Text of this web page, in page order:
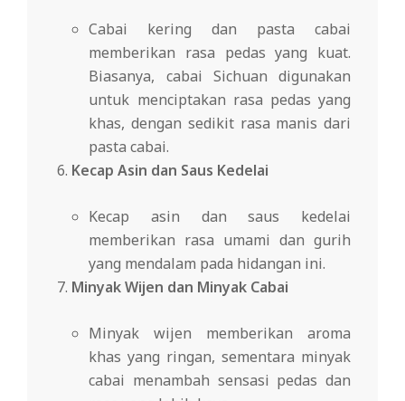
Cabai kering dan pasta cabai
memberikan rasa pedas yang kuat.
Biasanya, cabai Sichuan digunakan
untuk menciptakan rasa pedas yang
khas, dengan sedikit rasa manis dari
pasta cabai.
Kecap Asin dan Saus Kedelai
Kecap asin dan saus kedelai
memberikan rasa umami dan gurih
yang mendalam pada hidangan ini.
Minyak Wijen dan Minyak Cabai
Minyak wijen memberikan aroma
khas yang ringan, sementara minyak
cabai menambah sensasi pedas dan